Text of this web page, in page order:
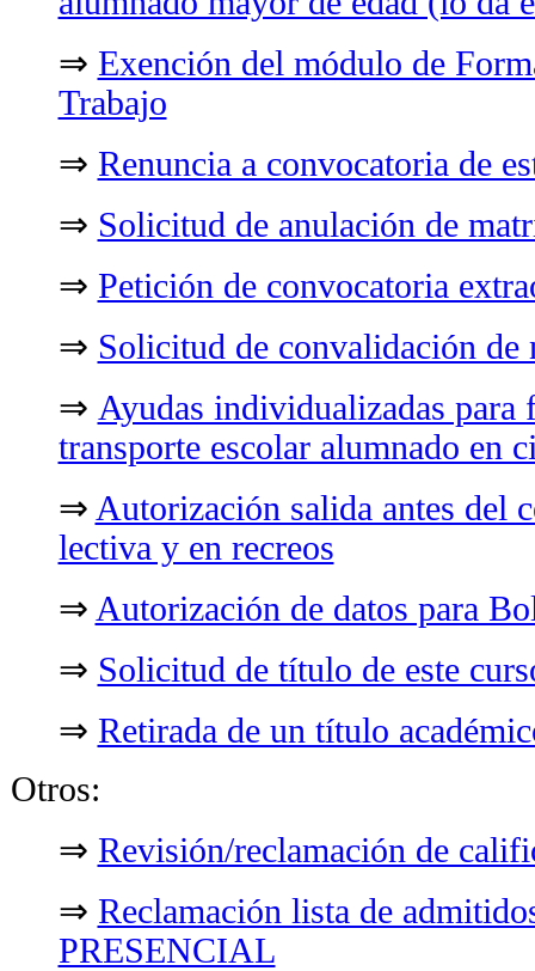
⇒ Exención del módulo de
Trabajo
⇒ Renuncia a convocatoria de
⇒ Solicitud de anulación de
⇒ Petición de convocatoria
⇒ Solicitud de convalidación de
⇒ Ayudas individualizadas para
transporte escolar alumnado en
⇒ Autorización salida antes del
lectiva y en recreos
⇒ Autorización de datos para
⇒ Solicitud de título de este
⇒ Retirada de un título
Otros:
⇒ Revisión/reclamación de
⇒ Reclamación lista de
PRESENCIAL